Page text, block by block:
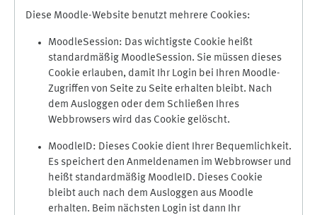
Diese Moodle-Website benutzt mehrere Cookies:
MoodleSession: Das wichtigste Cookie heißt
standardmäßig MoodleSession. Sie müssen dieses
Cookie erlauben, damit Ihr Login bei Ihren Moodle-
Zugriffen von Seite zu Seite erhalten bleibt. Nach
dem Ausloggen oder dem Schließen Ihres
Webbrowsers wird das Cookie gelöscht.
MoodleID: Dieses Cookie dient Ihrer Bequemlichkeit.
Es speichert den Anmeldenamen im Webbrowser und
heißt standardmäßig MoodleID. Dieses Cookie
bleibt auch nach dem Ausloggen aus Moodle
erhalten. Beim nächsten Login ist dann Ihr